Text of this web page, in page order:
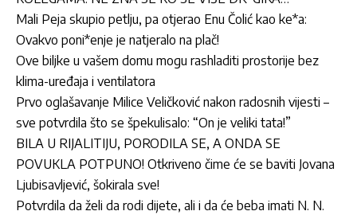
Mali Peja skupio petlju, pa otjerao Enu Čolić kao ke*a:
Ovakvo poni*enje je natjeralo na plač!
Ove biljke u vašem domu mogu rashladiti prostorije bez
klima-uređaja i ventilatora
Prvo oglašavanje Milice Veličković nakon radosnih vijesti –
sve potvrdila što se špekulisalo: “On je veliki tata!”
BILA U RIJALITIJU, PORODILA SE, A ONDA SE
POVUKLA POTPUNO! Otkriveno čime će se baviti Jovana
Ljubisavljević, šokirala sve!
Potvrdila da želi da rodi dijete, ali i da će beba imati N. N.